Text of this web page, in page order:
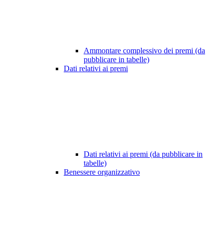
Ammontare complessivo dei premi (da
pubblicare in tabelle)
Dati relativi ai premi
Dati relativi ai premi (da pubblicare in
tabelle)
Benessere organizzativo